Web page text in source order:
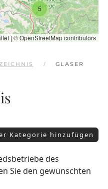
5
| ©OpenStreetMapcontributors
GLASER
Kategorie hinzufügen
des
Sie den gewünschten